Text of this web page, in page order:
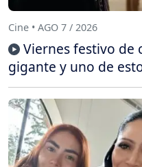
Cine • AGO 7 / 2026
Viernes festivo de
gigante y uno de